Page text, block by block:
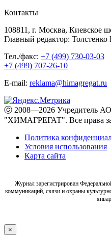
Контакты
108811, г. Москва, Киевское
Главный редактор:
Тел./факс: +7 (499) 730-03-03
+7 (499) 707-26-10
E-mail: reklama@himagregat.ru
ⓒ 2008—2026 Учредитель
"ХИМАГРЕГАТ". Все права
Политика
Условия использования
Карта сайта
Журнал зарегистрирован
коммуникаций, связи и охраны
×